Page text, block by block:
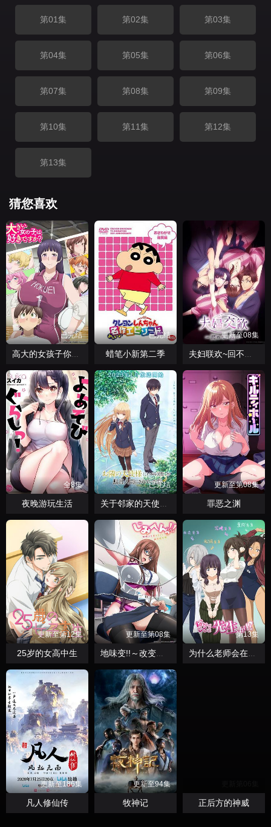
第01集 第02集 第03集
第04集 第05集 第06集
第07集 第08集 第09集
第10集 第11集 第12集
第13集
猜您喜欢
已完结
高大的女孩子你喜欢吗？
已完结
蜡笔小新第二季
更新至08集
夫妇联欢~回不去的夜晚~
全8集
夜晚游玩生活
已完结
关于邻家的天使大人不知不觉把我惯成了废人
更新至第08集
罪恶之渊
更新至第12集
25岁的女高中生
更新至第08集
地味变!!～改变土妹子的纯洁异性交往～
第13集
为什么老师会在这里！？
更新至186集
凡人修仙传
更新至94集
牧神记 正后方的神威